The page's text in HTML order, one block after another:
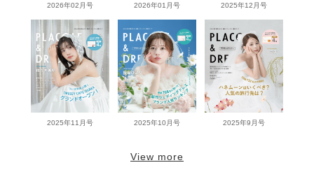
2026年02月号 2026年01月号 2025年12月号
2025年11月号 2025年10月号 2025年9月号
View more